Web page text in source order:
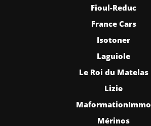
Fioul-Reduc
France Cars
Isotoner
Laguiole
Le Roi du Matelas
Lizie
MaformationImmo
Mérinos